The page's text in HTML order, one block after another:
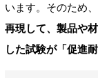
います。そのため、
再現して、製品や
した試験が「促進